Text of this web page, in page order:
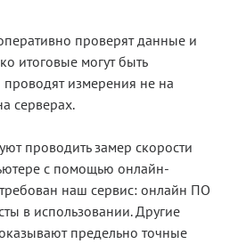
проверят данные и
итоговые могут быть
измерения не на
серверах.
проводить замер скорости
с помощью онлайн-
наш сервис: онлайн ПО
в использовании. Другие
предельно точные